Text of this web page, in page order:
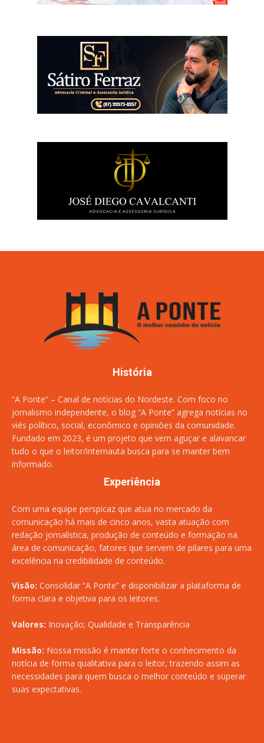
História
“A Ponte” – Canal de notícias do Nordeste. Com foco no
jornalismo independente, o blog “A Ponte” agrega notícias no
viés político, social, econômico e opiniões da comunidade.
Fundado em 2023, é um projeto que vem aguçar e alavancar
tudo o que o leitor/internauta busca para se manter bem
informado.
Experiência
Com uma equipe perspicaz que atua no mercado da
comunicação há mais de cinco anos, vasta atuação com
redação jornalística, produção de conteúdo e formação na
área de comunicação, fatores que servem de pilares para uma
excelência na credibilidade de conteúdo.
Visão: Consolidar “A Ponte” e disponibilizar a plataforma de
forma clara e objetiva para os leitores.
Valores: Inovação; Qualidade e Transparência
Missão: Nossa missão é manter forte o conhecimento da
notícia de forma qualitativa para o leitor, trazendo assim as
necessidades para quem busca o melhor conteúdo e superar
suas expectativas.